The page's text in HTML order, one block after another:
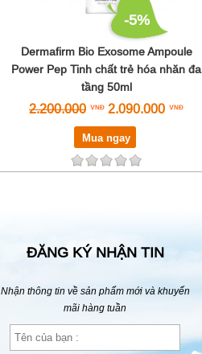
-5%
Dermafirm Bio Exosome Ampoule
Power Pep Tinh chất trẻ hóa nhăn đa
tầng 50ml
2.200.000 2.090.000
Mua ngay
ĐĂNG KÝ NHẬN TIN
Nhận thông tin về sản phẩm mới và khuyến
mãi hàng tuần